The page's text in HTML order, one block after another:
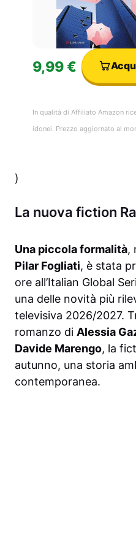
9,99 €
In qualità di Affiliato Amazon
idonei. Prezzo aggiornato al
)
La nuova fiction
Una piccola formalità,
Pilar Fogliati, è stata
ore all’Italian Global
una delle novità più
televisiva 2026/2027.
romanzo di Alessia
Davide Marengo, la
autunno, una storia
contemporanea.